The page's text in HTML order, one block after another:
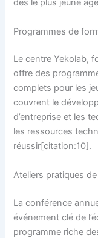
dès le plus jeune
Programmes de
Le centre Yekolab,
offre des
complets pour les
couvrent le
d’entreprise et les
les ressources
réussir[citation:10].
Ateliers pratiques
La conférence
événement clé de
programme riche